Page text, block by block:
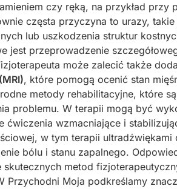
czy ręką, na przykład
częsta przyczyna to urazy,
lub uszkodzenia struktur
jest przeprowadzenie
może zalecić także
, które pomogą ocenić stan
metody rehabilitacyjne, które
problemu. W terapii mogą być
ćwiczenia wzmacniające i
w tym terapii
bólu i stanu zapalnego.
skutecznych metod
Przychodni Moja podkreślamy